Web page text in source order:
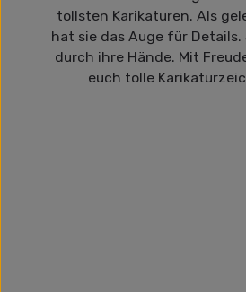
tollsten Karikaturen. Als
hat sie das Auge für
durch ihre Hände. Mit
euch tolle